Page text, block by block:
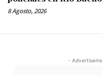
8 Agosto, 2026
-